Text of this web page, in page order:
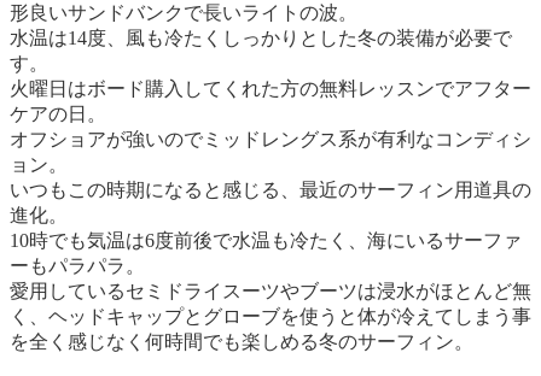
形良いサンドバンクで長いライトの波。
水温は14度、風も冷たくしっかりとした冬の装備が必要で
す。
火曜日はボード購入してくれた方の無料レッスンでアフター
ケアの日。
オフショアが強いのでミッドレングス系が有利なコンディシ
ョン。
いつもこの時期になると感じる、最近のサーフィン用道具の
進化。
10時でも気温は6度前後で水温も冷たく、海にいるサーファ
ーもパラパラ。
愛用しているセミドライスーツやブーツは浸水がほとんど無
く、ヘッドキャップとグローブを使うと体が冷えてしまう事
を全く感じなく何時間でも楽しめる冬のサーフィン。